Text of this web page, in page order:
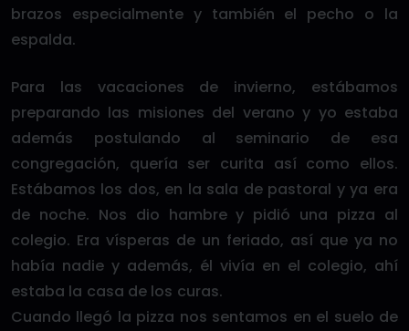
brazos especialmente y también el pecho o la
espalda.
Para las vacaciones de invierno, estábamos
preparando las misiones del verano y yo estaba
además postulando al seminario de esa
congregación, quería ser curita así como ellos.
Estábamos los dos, en la sala de pastoral y ya era
de noche. Nos dio hambre y pidió una pizza al
colegio. Era vísperas de un feriado, así que ya no
había nadie y además, él vivía en el colegio, ahí
estaba la casa de los curas.
Cuando llegó la pizza nos sentamos en el suelo de